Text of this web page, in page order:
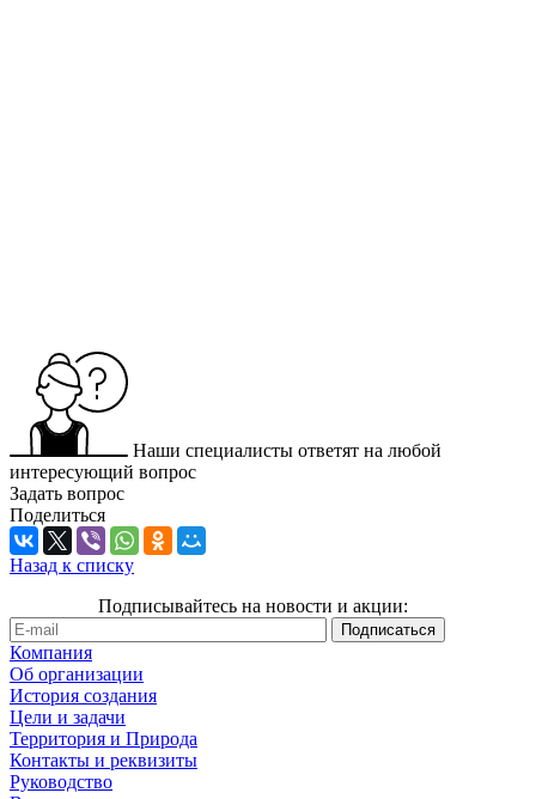
Наши специалисты ответят на любой
интересующий вопрос
Задать вопрос
Поделиться
Назад к списку
Подписывайтесь на новости и акции:
Компания
Об организации
История создания
Цели и задачи
Территория и Природа
Контакты и реквизиты
Руководство